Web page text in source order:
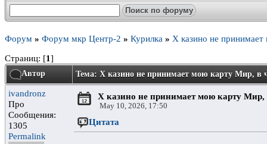
Форум » Форум мкр Центр-2 » Курилка » X казино не
Страниц: [1]
Автор Тема: X казино не принимает мою карту Мир, в
ivandronz
Про
Сообщения:
1305
Permalink
X казино не принимает мою карту
May 10, 2026, 17:50
Цитата